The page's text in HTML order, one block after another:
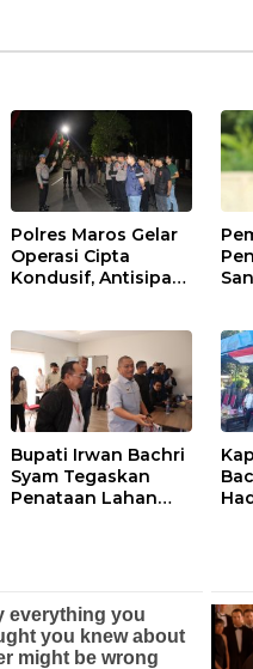
Polres Maros Gelar
Operasi Cipta
Kondusif, Antisipasi
Masyarakat
Bupati Irwan Bachri
Syam Tegaskan
Penataan Lahan